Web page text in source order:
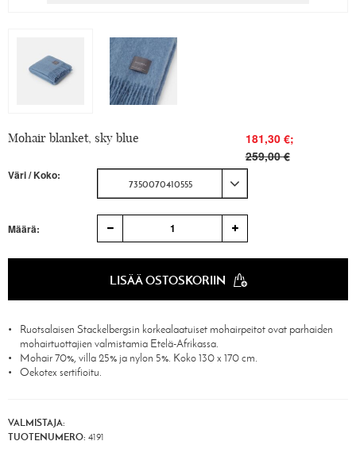
Mohair blanket, sky blue
181,30 €;
259,00 €
Väri / Koko:
7350070410555
Määrä: 1
LISÄÄ OSTOSKORIIN
Ruotsalaisen Stackelbergsin korkealaatuiset mohairpeitot ovat parhaiden
mohairtuottajien valmistamia Etelä-Afrikassa.
Mohair 70%, villa 25% ja nylon 5%. Koko 130 x 170 cm.
Oekotex sertifioitu.
VALMISTAJA:
TUOTENUMERO: 4191